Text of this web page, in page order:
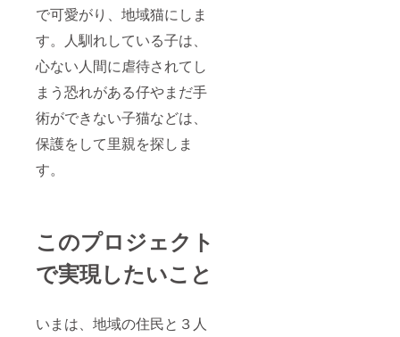
で可愛がり、地域猫にしま
す。人馴れしている子は、
心ない人間に虐待されてし
まう恐れがある仔やまだ手
術ができない子猫などは、
保護をして里親を探しま
す。
このプロジェクト
で実現したいこと
いまは、地域の住民と３人